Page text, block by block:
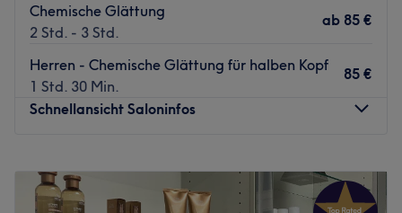
Chemische Glättung
2 Std. - 3 Std.
ab 85 €
Herren - Chemische Glättung für halben Kopf
1 Std. 30 Min.
85 €
Schnellansicht Saloninfos
Dienstag
10:00 –18:00
Mittwoch
Geschlossen